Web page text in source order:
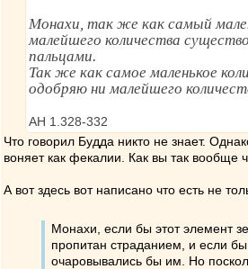
Монахи, так же как самый
малейшего количества
пальцами.
Так же как самое маленькое
одобряю ни малейшего
АН 1.328-332
Что говорил Будда никто не знает.
воняет как фекалии. Как вы так вообще
А вот здесь вот написано что есть не
Монахи, если бы этот элемент
пропитан страданием, и если
очаровывались бы им. Но